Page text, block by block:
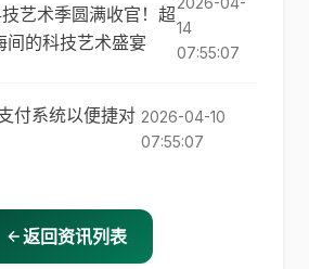
艺术季圆满收官！超
的科技艺术盛宴
14
07:55:07
付系统以便捷对 2026-04-10
07:55:07
返回资讯列表